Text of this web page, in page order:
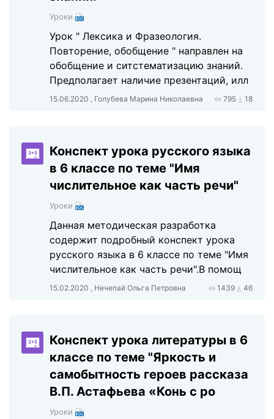
Уроки
Урок " Лексика и Фразеология.
Повторение, обобщение " направлен на
обобщение и ситстематизацию знаний.
Предполагает наличие презентаций, илл
15.06.2020 , Голубева Марина Николаевна 795 18
Конспект урока русского языка
в 6 классе по теме "Имя
числительное как часть речи"
Уроки
Данная методическая разработка
содержит подробный конспект урока
русского языка в 6 классе по теме "Имя
числительное как часть речи".В помощ
15.02.2020 , Нечепай Ольга Петровна 1439 46
Конспект урока литературы в 6
классе по теме "Яркость и
самобытность героев рассказа
В.П. Астафьева «Конь с ро
Уроки